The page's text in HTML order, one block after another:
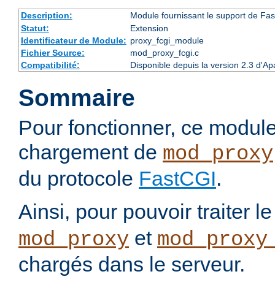
Description:
Module fournissant le support de
Statut:
Extension
Identificateur de Module: proxy_fcgi_module
Fichier Source:
mod_proxy_fcgi.c
Compatibilité:
Disponible depuis la version 2.3
Sommaire
Pour fonctionner, ce
chargement de mod_proxy
du protocole FastCGI.
Ainsi, pour pouvoir traiter
mod_proxy et
chargés dans le serveur.